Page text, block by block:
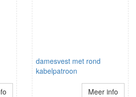
damesvest met rond
kabelpatroon
Meer info